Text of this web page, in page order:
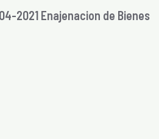
2021 Enajenacion de Bienes